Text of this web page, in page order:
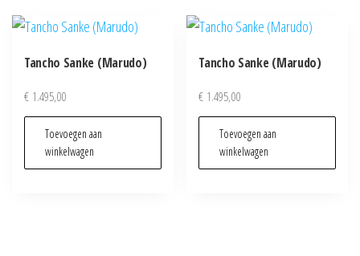
Tancho Sanke (Marudo)
€ 1.495,00
Toevoegen aan
winkelwagen
Tancho Sanke (Marudo)
€ 1.495,00
Toevoegen aan
winkelwagen